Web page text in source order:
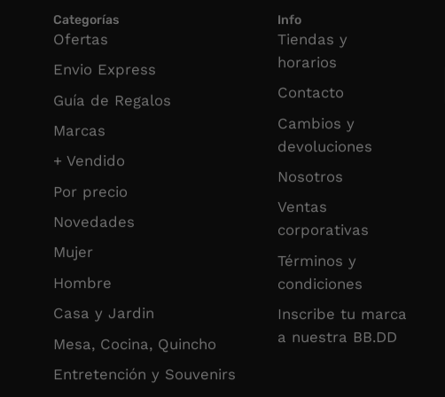
Categorías
Ofertas
Envio Express
Guía de Regalos
Marcas
+ Vendido
Por precio
Novedades
Mujer
Hombre
Casa y Jardin
Mesa, Cocina, Quincho
Entretención y Souvenirs
Info
Tiendas y
horarios
Contacto
Cambios y
devoluciones
Nosotros
Ventas
corporativas
Términos y
condiciones
Inscribe tu marca
a nuestra BB.DD